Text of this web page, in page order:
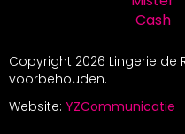
Copyright 2026 Lingerie de
voorbehouden.
Website: YZCommunicatie